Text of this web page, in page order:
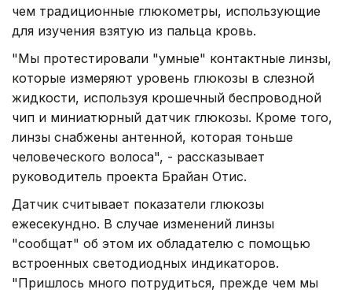
чем традиционные глюкометры, использующие
для изучения взятую из пальца кровь.
"Мы протестировали "умные" контактные линзы,
которые измеряют уровень глюкозы в слезной
жидкости, используя крошечный беспроводной
чип и миниатюрный датчик глюкозы. Кроме того,
линзы снабжены антенной, которая тоньше
человеческого волоса", - рассказывает
руководитель проекта Брайан Отис.
Датчик считывает показатели глюкозы
ежесекундно. В случае изменений линзы
"сообщат" об этом их обладателю с помощью
встроенных светодиодных индикаторов.
"Пришлось много потрудиться, прежде чем мы